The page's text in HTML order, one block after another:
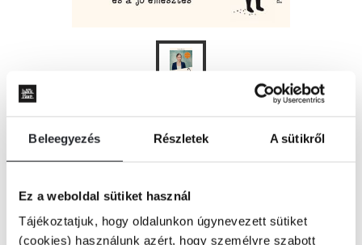
Beleegyezés Részletek A sütikről
Ez a weboldal sütiket használ
Tájékoztatjuk, hogy oldalunkon úgynevezett sütiket
(cookies) használunk azért, hogy személyre szabott
KOSÁRBA
A bélrendszer közel 8 méter hosszával a legnagyobb szervünk, mégis
kínos beszélnünk róla. Kakilás, hányás, hasmenés... pfuj, gusztustalan!
Pedig ha meggondoljuk, hogy immunrendszerünk 80%-ban a beleink